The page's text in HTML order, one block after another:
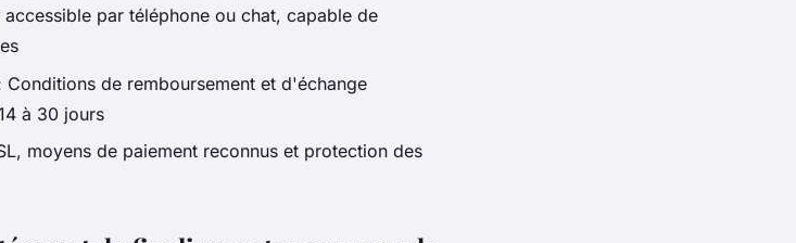
par téléphone ou chat, capable de
Conditions de remboursement et d'échange
à 30 jours
moyens de paiement reconnus et protection des